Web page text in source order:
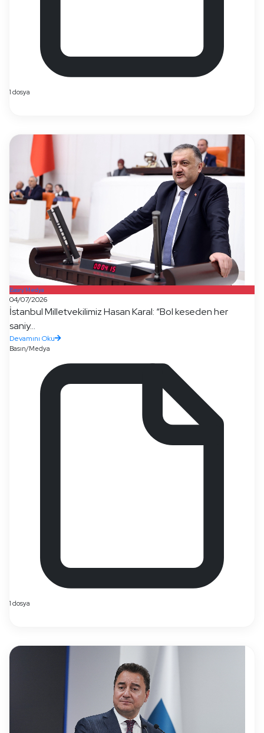
1 dosya
Basın/Medya
04/07/2026
İstanbul Milletvekilimiz Hasan Karal: “Bol keseden her
saniy...
Devamını Oku
Basın/Medya
1 dosya